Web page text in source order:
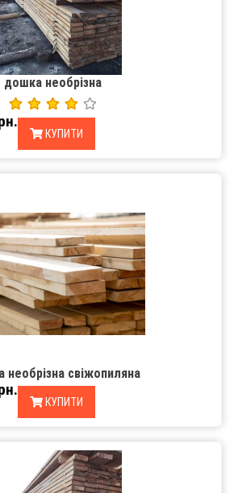
дошка необрізна
КУПИТИ
свіжопиляна
КУПИТИ